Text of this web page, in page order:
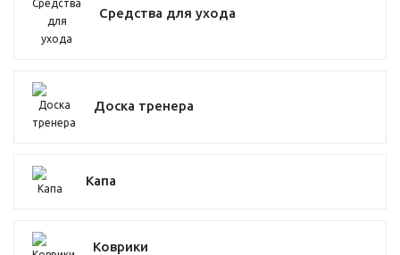
Средства для ухода
Доска тренера
Капа
Коврики